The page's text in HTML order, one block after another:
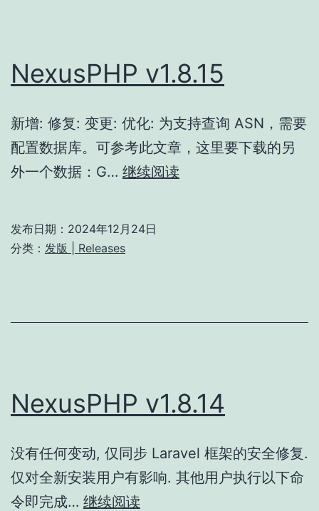
NexusPHP v1.8.15
新增: 修复: 变更: 优化: 为支持查询 ASN，需要
配置数据库。可参考此文章，这里要下载的另
外一个数据：G… 继续阅读
发布日期： 2024年12月24日
分类： 发版 | Releases
NexusPHP v1.8.14
没有任何变动, 仅同步 Laravel 框架的安全修复.
仅对全新安装用户有影响. 其他用户执行以下命
令即完成… 继续阅读